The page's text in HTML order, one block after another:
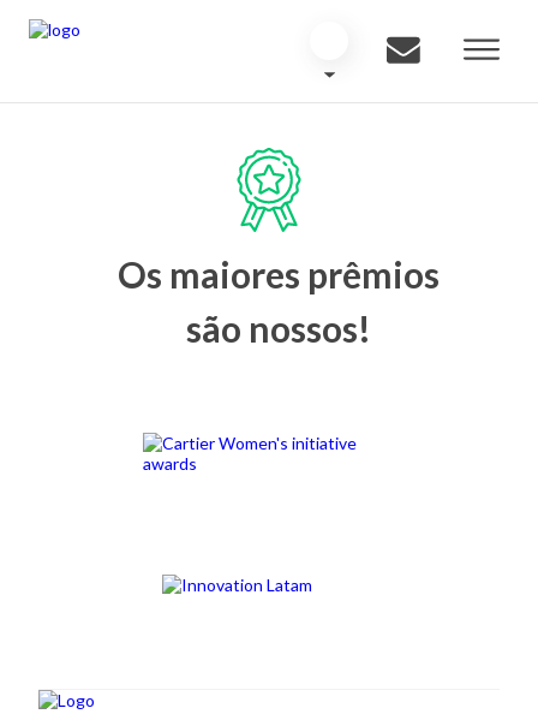
Os maiores prêmios
são nossos!